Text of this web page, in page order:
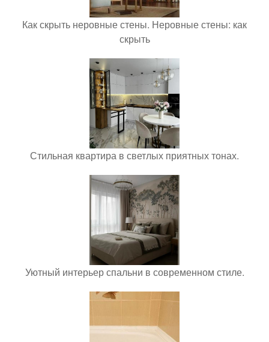
Как скрыть неровные стены. Неровные стены: как
скрыть
Стильная квартира в светлых приятных тонах.
Уютный интерьер спальни в современном стиле.